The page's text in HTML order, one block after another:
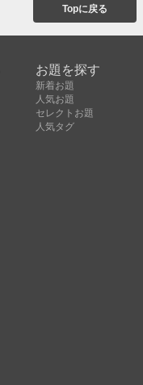
Topに戻る
お題を探す
新着お題
人気お題
セレクトお題
人気タグ